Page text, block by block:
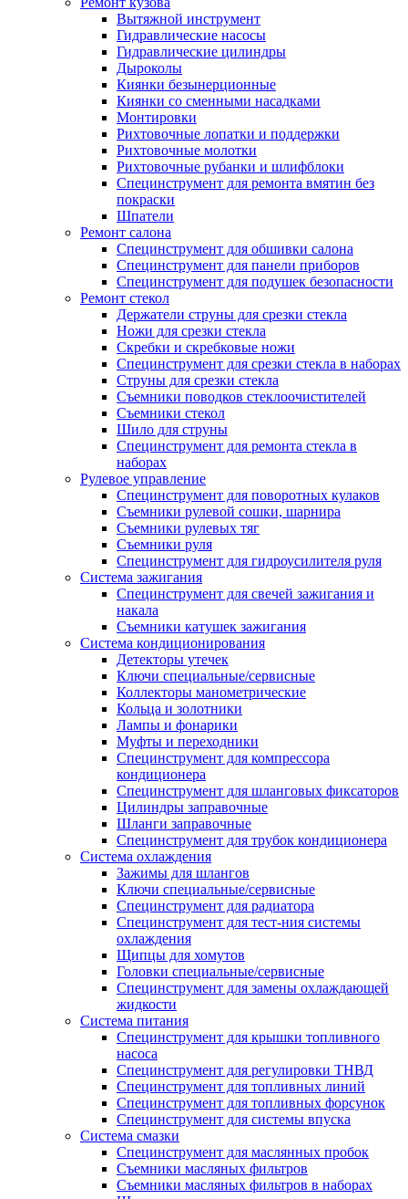
Вытяжной инструмент
Гидравлические насосы
Гидравлические цилиндры
Дыроколы
Киянки безынерционные
Киянки со сменными насадками
Монтировки
Рихтовочные лопатки и поддержки
Рихтовочные молотки
Рихтовочные рубанки и шлифблоки
Специнструмент для ремонта вмятин без
покраски
Шпатели
Ремонт салона
Специнструмент для обшивки салона
Специнструмент для панели приборов
Специнструмент для подушек безопасности
Ремонт стекол
Держатели струны для срезки стекла
Ножи для срезки стекла
Скребки и скребковые ножи
Специнструмент для срезки стекла в наборах
Струны для срезки стекла
Съемники поводков стеклоочистителей
Съемники стекол
Шило для струны
Специнструмент для ремонта стекла в
наборах
Рулевое управление
Специнструмент для поворотных кулаков
Съемники рулевой сошки, шарнира
Съемники рулевых тяг
Съемники руля
Специнструмент для гидроусилителя руля
Система зажигания
Специнструмент для свечей зажигания и
накала
Съемники катушек зажигания
Система кондиционирования
Детекторы утечек
Ключи специальные/сервисные
Коллекторы манометрические
Кольца и золотники
Лампы и фонарики
Муфты и переходники
Специнструмент для компрессора
кондиционера
Специнструмент для шланговых фиксаторов
Цилиндры заправочные
Шланги заправочные
Специнструмент для трубок кондиционера
Система охлаждения
Зажимы для шлангов
Ключи специальные/сервисные
Специнструмент для радиатора
Специнструмент для тест-ния системы
охлаждения
Щипцы для хомутов
Головки специальные/сервисные
Специнструмент для замены охлаждающей
жидкости
Система питания
Специнструмент для крышки топливного
насоса
Специнструмент для регулировки ТНВД
Специнструмент для топливных линий
Специнструмент для топливных форсунок
Специнструмент для системы впуска
Система смазки
Специнструмент для маслянных пробок
Съемники масляных фильтров
Съемники масляных фильтров в наборах